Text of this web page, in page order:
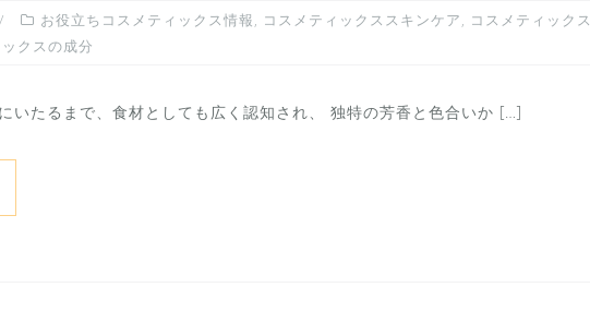
お役立ちコスメティックス情報, コスメティックススキンケア, コスメティックス
クスの成分
いたるまで、食材としても広く認知され、 独特の芳香と色合いか […]